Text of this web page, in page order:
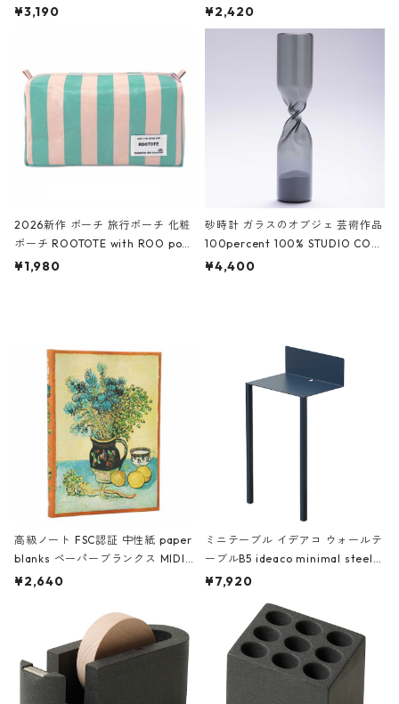
ファスナーポーチ 撥水加工 トラベ
ーガンディー、オフホワイト
¥3,190
大きめ 撥水加工 収納ポーチ CRO
CODILE/Black クロコダイル/ブラ
¥2,420
2026新作 ポーチ 旅行ポーチ 化粧
ポーチ ROOTOTE with ROO pou
ch 3532 ルートート WR.ポーチ.ラ
¥1,980
砂時計 ガラスのオブジェ 芸術作品
100percent 100% STUDIO COH
AKU Timeless 100パーセント ス
¥4,400
高級ノート FSC認証 中性紙 paper
blanks ペーパーブランクス MIDI
ハードカバー 罫線 ヴァン・ゴッホ
¥2,640
ミニテーブル イデアコ ウォールテ
ーブルB5 ideaco minimal steel f
urniture WALL Table B5 ネイビー
¥7,920